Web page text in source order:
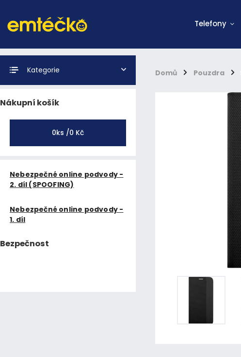
Telefony
Domů / Pouzdra /
Kategorie
Nákupní košík
0ks /0 Kč
Nebezpečné online podvody -
2. díl (SPOOFING)
Nebezpečné online podvody -
1. díl
Bezpečnost